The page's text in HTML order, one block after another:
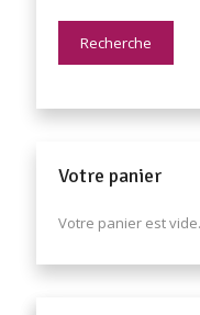
Recherche
Votre panier
Votre panier est vide.